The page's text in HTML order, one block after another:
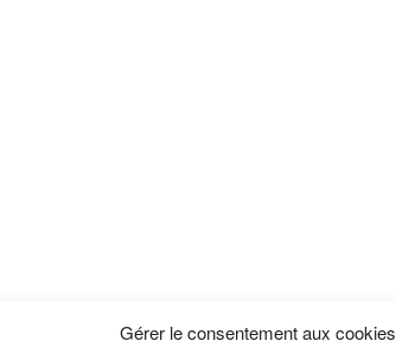
Gérer le consentement aux cookies